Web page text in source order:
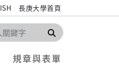
長庚大學首頁
搜尋
規章與表單